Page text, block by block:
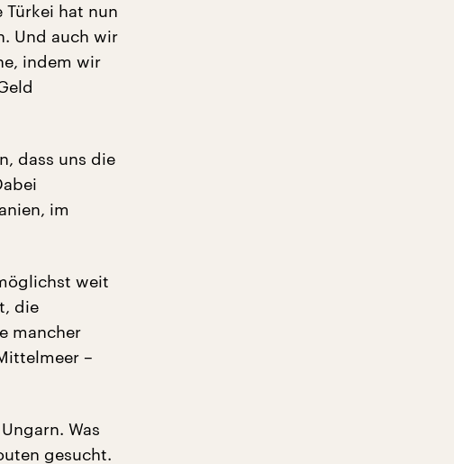
hat nun
Und auch wir
indem wir
dass uns die
im
weit
die
mancher
–
Was
gesucht.